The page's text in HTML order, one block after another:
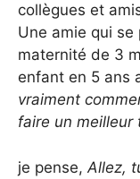
collègues et
Une amie qui
maternité de 3
enfant en 5 ans
vraiment
faire un meilleur
je pense, Allez,